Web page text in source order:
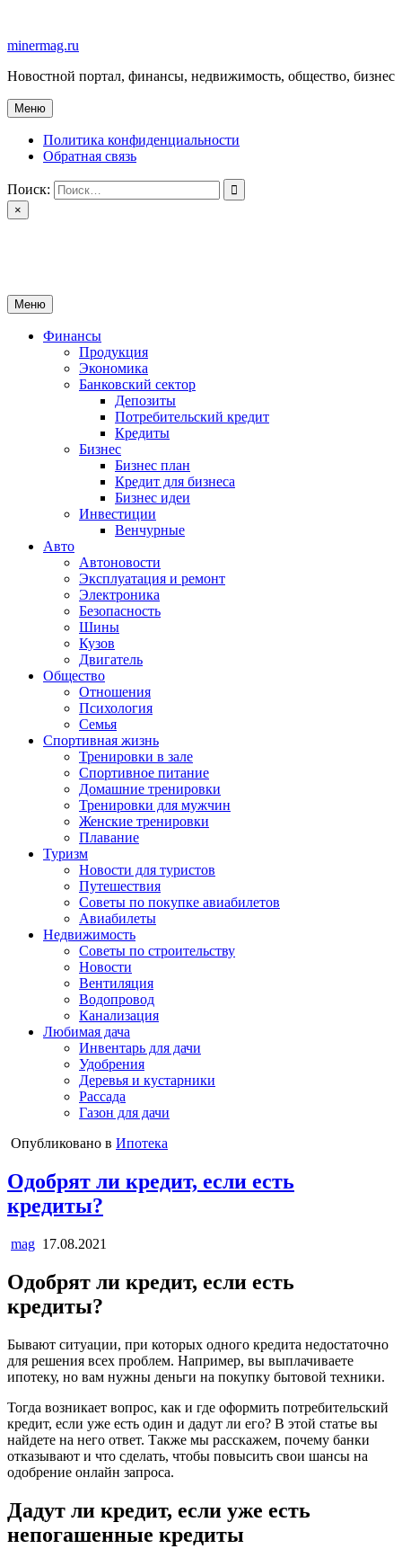
содержимому
minermag.ru
Новостной портал, финансы, недвижимость, общество, бизнес
Меню
Политика конфиденциальности
Обратная связь
Поиск:
×
Меню
Финансы
Продукция
Экономика
Банковский сектор
Депозиты
Потребительский кредит
Кредиты
Бизнес
Бизнес план
Кредит для бизнеса
Бизнес идеи
Инвестиции
Венчурные
Авто
Автоновости
Эксплуатация и ремонт
Электроника
Безопасность
Шины
Кузов
Двигатель
Общество
Отношения
Психология
Семья
Спортивная жизнь
Тренировки в зале
Спортивное питание
Домашние тренировки
Тренировки для мужчин
Женские тренировки
Плавание
Туризм
Новости для туристов
Путешествия
Советы по покупке авиабилетов
Авиабилеты
Недвижимость
Советы по строительству
Новости
Вентиляция
Водопровод
Канализация
Любимая дача
Инвентарь для дачи
Удобрения
Деревья и кустарники
Рассада
Газон для дачи
Опубликовано в Ипотека
Одобрят ли кредит, если есть
кредиты?
mag 17.08.2021
Одобрят ли кредит, если есть
кредиты?
Бывают ситуации, при которых одного кредита недостаточно
для решения всех проблем. Например, вы выплачиваете
ипотеку, но вам нужны деньги на покупку бытовой техники.
Тогда возникает вопрос, как и где оформить потребительский
кредит, если уже есть один и дадут ли его? В этой статье вы
найдете на него ответ. Также мы расскажем, почему банки
отказывают и что сделать, чтобы повысить свои шансы на
одобрение онлайн запроса.
Дадут ли кредит, если уже есть
непогашенные кредиты